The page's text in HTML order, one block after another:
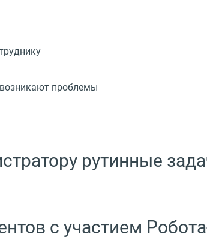
проблемы
рутинные
с участием